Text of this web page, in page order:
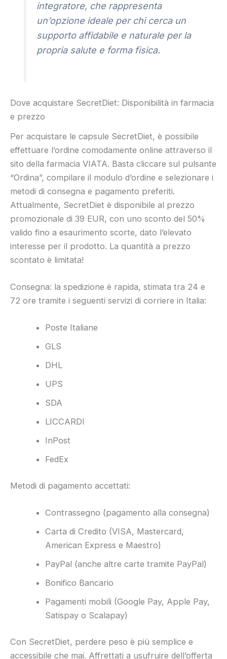
integratore, che rappresenta
un’opzione ideale per chi cerca un
supporto affidabile e naturale per la
propria salute e forma fisica.
Dove acquistare SecretDiet: Disponibilità in farmacia
e prezzo
Per acquistare le capsule SecretDiet, è possibile
effettuare l’ordine comodamente online attraverso il
sito della farmacia VIATA. Basta cliccare sul pulsante
“Ordina”, compilare il modulo d’ordine e selezionare i
metodi di consegna e pagamento preferiti.
Attualmente, SecretDiet è disponibile al prezzo
promozionale di 39 EUR, con uno sconto del 50%
valido fino a esaurimento scorte, dato l’elevato
interesse per il prodotto. La quantità a prezzo
scontato è limitata!
Consegna: la spedizione è rapida, stimata tra 24 e
72 ore tramite i seguenti servizi di corriere in Italia:
Poste Italiane
GLS
DHL
UPS
SDA
LICCARDI
InPost
FedEx
Metodi di pagamento accettati:
Contrassegno (pagamento alla consegna)
Carta di Credito (VISA, Mastercard,
American Express e Maestro)
PayPal (anche altre carte tramite PayPal)
Bonifico Bancario
Pagamenti mobili (Google Pay, Apple Pay,
Satispay o Scalapay)
Con SecretDiet, perdere peso è più semplice e
accessibile che mai. Affrettati a usufruire dell’offerta